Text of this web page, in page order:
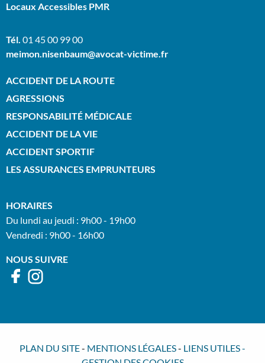
Locaux Accessibles PMR
Tél. 01 45 00 99 00
meimon.nisenbaum@avocat-victime.fr
ACCIDENT DE LA ROUTE
AGRESSIONS
RESPONSABILITÉ MÉDICALE
ACCIDENT DE LA VIE
ACCIDENT SPORTIF
LES ASSURANCES EMPRUNTEURS
HORAIRES
Du lundi au jeudi : 9h00 - 19h00
Vendredi : 9h00 - 16h00
NOUS SUIVRE
PLAN DU SITE- MENTIONS LÉGALES- LIENS UTILES-